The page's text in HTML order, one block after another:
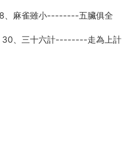
麻雀雖小--------五臟俱全
、三十六計--------走為上計